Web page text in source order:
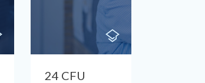
24 CFU